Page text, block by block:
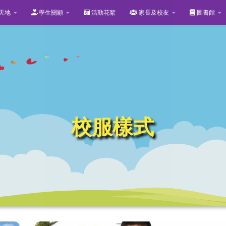
地 學生關顧 活動花絮 家長及校友 圖書館
校服樣式